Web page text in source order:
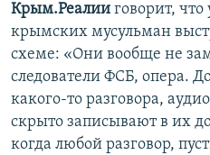
Крым.Реалии говорит,
крымских мусульман
схеме: «Они вообще не
следователи ФСБ, опера.
какого-то разговора,
скрыто записывают в их
когда любой разговор,